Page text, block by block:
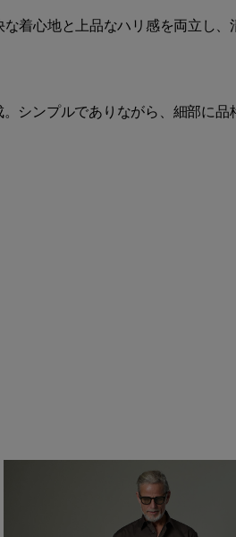
着心地と上品なハリ感を両立し、
シンプルでありながら、細部に品